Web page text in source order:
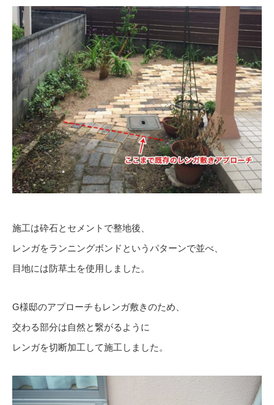
施工は砕石とセメントで整地後、
レンガをランニングボンドというパターンで並べ、
目地には防草土を使用しました。
G様邸のアプローチもレンガ敷きのため、
交わる部分は自然と繋がるように
レンガを切断加工して施工しました。